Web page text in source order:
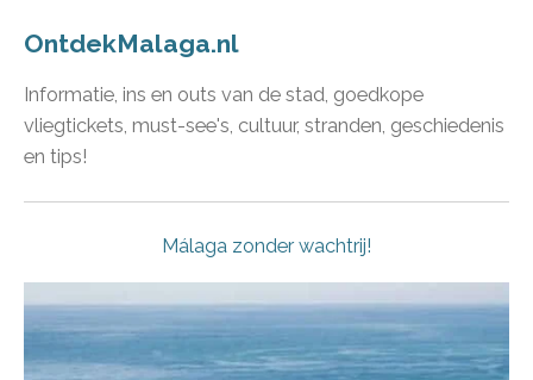
OntdekMalaga.nl
Informatie, ins en outs van de stad, goedkope
vliegtickets, must-see's, cultuur, stranden, geschiedenis
en tips!
Málaga zonder wachtrij!